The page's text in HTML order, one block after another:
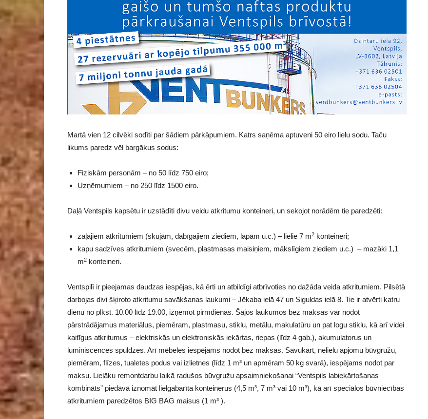
Martā vien 12 cilvēki sodīti par šādiem pārkāpumiem. Katrs saņēma aptuveni 50 eiro lielu sodu. Taču
likums paredz vēl bargākus sodus:
Fiziskām personām – no 50 līdz 750 eiro;
Uzņēmumiem – no 250 līdz 1500 eiro.
Daļā Ventspils kapsētu ir uzstādīti divu veidu atkritumu konteineri, un sekojot norādēm tie paredzēti:
zaļajiem atkritumiem (skujām, dabīgajiem ziediem, lapām u.c.) – lielie 7 m2 konteineri;
kapu sadzīves atkritumiem (svecēm, plastmasas maisiņiem, mākslīgiem ziediem u.c.) – mazāki 1,1
m2 konteineri.
Ventspilī ir pieejamas daudzas iespējas, kā ērti un atbildīgi atbrīvoties no dažāda veida atkritumiem. Pilsētā
darbojas divi šķiroto atkritumu savākšanas laukumi – Jēkaba ielā 47 un Siguldas ielā 8. Tie ir atvērti katru
dienu no plkst. 10.00 līdz 19.00, izņemot pirmdienas. Šajos laukumos bez maksas var nodot
pārstrādājamus materiālus, piemēram, plastmasu, stiklu, metālu, makulatūru un pat logu stiklu, kā arī videi
kaitīgus atkritumus – elektriskās un elektroniskās iekārtas, riepas (līdz 4 gab.), akumulatorus un
luminiscences spuldzes. Arī mēbeles iespējams nodot bez maksas. Savukārt, nelielu apjomu būvgružu,
piemēram, flīzes, tualetes podus vai izlietnes (līdz 1 m³ un apmēram 50 kg svarā), iespējams nodot par
maksu. Lielāku remontdarbu laikā radušos būvgružu apsaimniekošanai “Ventspils labiekārtošanas
kombināts” piedāvā iznomāt lielgabarīta konteinerus (4,5 m³, 7 m³ vai 10 m³), kā arī speciālos būvniecības
atkritumiem paredzētos BIG BAG maisus (1 m³ ).